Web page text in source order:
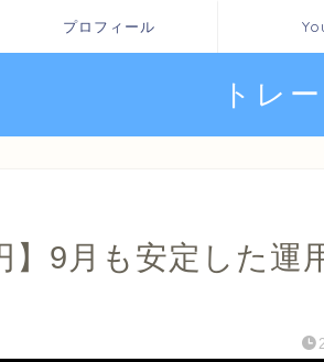
プロフィール
トレ
】9月も安定した運